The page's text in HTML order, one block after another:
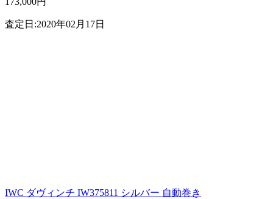
査定日:2020年02月17日
IWC ダヴィンチ IW375811 シルバー 自動巻き